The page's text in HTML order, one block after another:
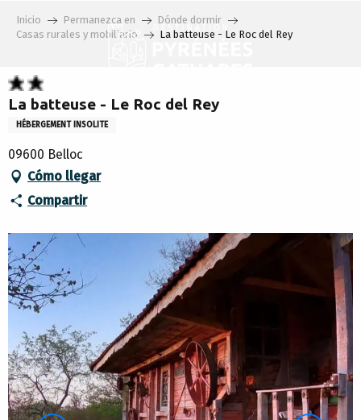
Inicio Permanezca en
Dónde dormir
Casas rurales y mobiliario
La batteuse - Le Roc del Rey
La batteuse - Le Roc del Rey
HÉBERGEMENT INSOLITE
09600 Belloc
Cómo llegar
Compartir